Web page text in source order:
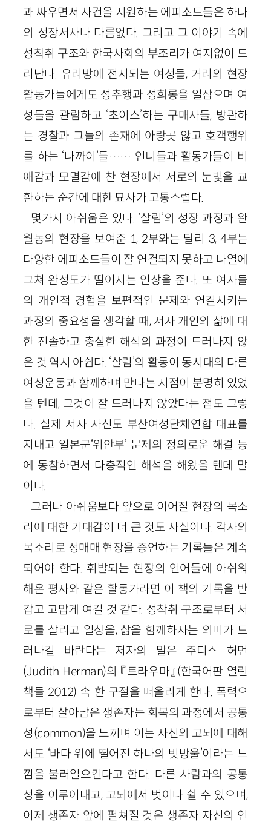
과 싸우면서 사건을 지원하는 에피소드들은 하나
의 성장서사나 다름없다. 그리고 그 이야기 속에
성착취 구조와 한국사회의 부조리가 여지없이 드
러난다. 유리방에 전시되는 여성들, 거리의 현장
활동가들에게도 성추행과 성희롱을 일삼으며 여
성들을 관람하고 ‘초이스’하는 구매자들, 방관하
는 경찰과 그들의 존재에 아랑곳 않고 호객행위
를 하는 ‘나까이’들…… 언니들과 활동가들이 비
애감과 모멸감에 찬 현장에서 서로의 눈빛을 교
환하는 순간에 대한 묘사가 고통스럽다.
몇가지 아쉬움은 있다. ‘살림’의 성장 과정과 완
월동의 현장을 보여준 1, 2부와는 달리 3, 4부는
다양한 에피소드들이 잘 연결되지 못하고 나열에
그쳐 완성도가 떨어지는 인상을 준다. 또 여자들
의 개인적 경험을 보편적인 문제와 연결시키는
과정의 중요성을 생각할 때, 저자 개인의 삶에 대
한 진솔하고 충실한 해석의 과정이 드러나지 않
은 것 역시 아쉽다. ‘살림’의 활동이 동시대의 다른
여성운동과 함께하며 만나는 지점이 분명히 있었
을 텐데, 그것이 잘 드러나지 않았다는 점도 그렇
다. 실제 저자 자신도 부산여성단체연합 대표를
지내고 일본군‘위안부’ 문제의 정의로운 해결 등
에 동참하면서 다층적인 해석을 해왔을 텐데 말
이다.
그러나 아쉬움보다 앞으로 이어질 현장의 목소
리에 대한 기대감이 더 큰 것도 사실이다. 각자의
목소리로 성매매 현장을 증언하는 기록들은 계속
되어야 한다. 휘발되는 현장의 언어들에 아쉬워
해온 평자와 같은 활동가라면 이 책의 기록을 반
갑고 고맙게 여길 것 같다. 성착취 구조로부터 서
로를 살리고 일상을, 삶을 함께하자는 의미가 드
러나길 바란다는 저자의 말은 주디스 허먼
(Judith Herman)의 『트라우마』(한국어판 열린
책들 2012) 속 한 구절을 떠올리게 한다. 폭력으
로부터 살아남은 생존자는 회복의 과정에서 공통
성(common)을 느끼며 이는 자신의 고뇌에 대해
서도 ‘바다 위에 떨어진 하나의 빗방울’이라는 느
낌을 불러일으킨다고 한다. 다른 사람과의 공통
성을 이루어내고, 고뇌에서 벗어나 쉴 수 있으며,
이제 생존자 앞에 펼쳐질 것은 생존자 자신의 인